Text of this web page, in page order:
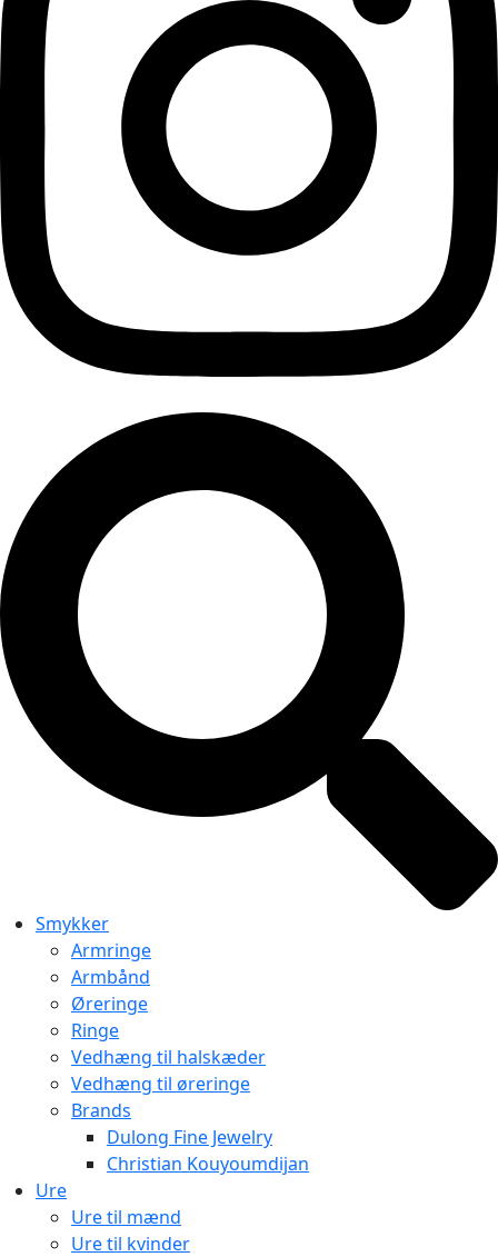
Smykker
Armringe
Armbånd
Øreringe
Ringe
Vedhæng til halskæder
Vedhæng til øreringe
Brands
Dulong Fine Jewelry
Christian Kouyoumdijan
Ure
Ure til mænd
Ure til kvinder